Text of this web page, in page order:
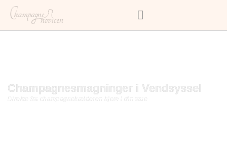
Champagnesmagninger i Vendsyssel